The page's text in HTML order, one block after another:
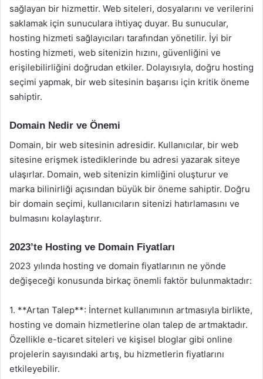
sağlayan bir hizmettir. Web siteleri, dosyalarını ve verilerini
saklamak için sunuculara ihtiyaç duyar. Bu sunucular,
hosting hizmeti sağlayıcıları tarafından yönetilir. İyi bir
hosting hizmeti, web sitenizin hızını, güvenliğini ve
erişilebilirliğini doğrudan etkiler. Dolayısıyla, doğru hosting
seçimi yapmak, bir web sitesinin başarısı için kritik öneme
sahiptir.
Domain Nedir ve Önemi
Domain, bir web sitesinin adresidir. Kullanıcılar, bir web
sitesine erişmek istediklerinde bu adresi yazarak siteye
ulaşırlar. Domain, web sitenizin kimliğini oluşturur ve
marka bilinirliği açısından büyük bir öneme sahiptir. Doğru
bir domain seçimi, kullanıcıların sitenizi hatırlamasını ve
bulmasını kolaylaştırır.
2023’te Hosting ve Domain Fiyatları
2023 yılında hosting ve domain fiyatlarının ne yönde
değişeceği konusunda birkaç önemli faktör bulunmaktadır:
1. **Artan Talep**: İnternet kullanımının artmasıyla birlikte,
hosting ve domain hizmetlerine olan talep de artmaktadır.
Özellikle e-ticaret siteleri ve kişisel bloglar gibi online
projelerin sayısındaki artış, bu hizmetlerin fiyatlarını
etkileyebilir.